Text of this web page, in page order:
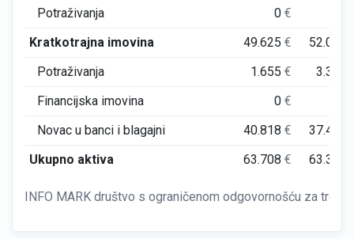
Potraživanja
0€
Kratkotrajna imovina
49.625€ 52.089
Potraživanja
1.655€ 3.353
Financijska imovina
0€
Novac u banci i blagajni
40.818€ 37.428
Ukupno aktiva
63.708€ 63.356
INFO MARK društvo s ograničenom odgovornošću za